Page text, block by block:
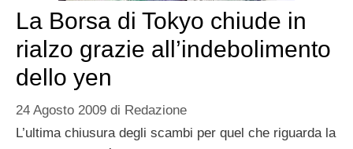
La Borsa di Tokyo chiude in
rialzo grazie all’indebolimento
dello yen
24 Agosto 2009 di Redazione
L’ultima chiusura degli scambi per quel che riguarda la